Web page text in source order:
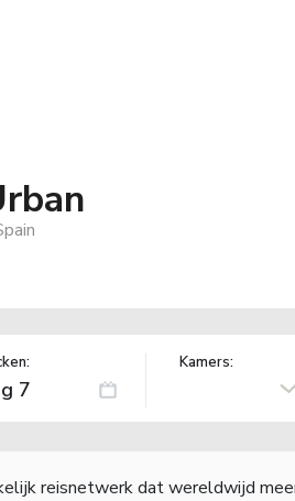
Kamers:
reisnetwerk dat wereldwijd